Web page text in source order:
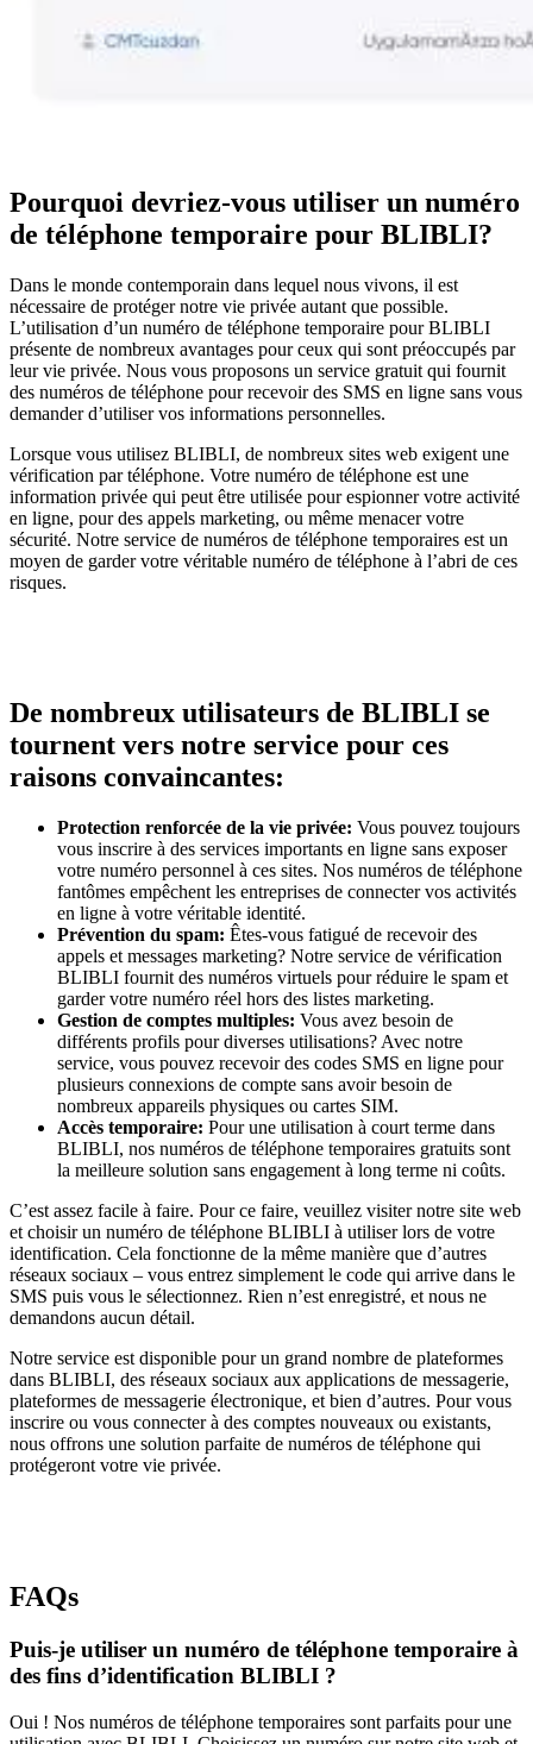
Pourquoi devriez-vous utiliser un numéro
de téléphone temporaire pour BLIBLI?
Dans le monde contemporain dans lequel nous vivons, il est
nécessaire de protéger notre vie privée autant que possible.
L’utilisation d’un numéro de téléphone temporaire pour BLIBLI
présente de nombreux avantages pour ceux qui sont préoccupés par
leur vie privée. Nous vous proposons un service gratuit qui fournit
des numéros de téléphone pour recevoir des SMS en ligne sans vous
demander d’utiliser vos informations personnelles.
Lorsque vous utilisez BLIBLI, de nombreux sites web exigent une
vérification par téléphone. Votre numéro de téléphone est une
information privée qui peut être utilisée pour espionner votre activité
en ligne, pour des appels marketing, ou même menacer votre
sécurité. Notre service de numéros de téléphone temporaires est un
moyen de garder votre véritable numéro de téléphone à l’abri de ces
risques.
De nombreux utilisateurs de BLIBLI se
tournent vers notre service pour ces
raisons convaincantes:
Protection renforcée de la vie privée: Vous pouvez toujours
vous inscrire à des services importants en ligne sans exposer
votre numéro personnel à ces sites. Nos numéros de téléphone
fantômes empêchent les entreprises de connecter vos activités
en ligne à votre véritable identité.
Prévention du spam: Êtes-vous fatigué de recevoir des
appels et messages marketing? Notre service de vérification
BLIBLI fournit des numéros virtuels pour réduire le spam et
garder votre numéro réel hors des listes marketing.
Gestion de comptes multiples: Vous avez besoin de
différents profils pour diverses utilisations? Avec notre
service, vous pouvez recevoir des codes SMS en ligne pour
plusieurs connexions de compte sans avoir besoin de
nombreux appareils physiques ou cartes SIM.
Accès temporaire: Pour une utilisation à court terme dans
BLIBLI, nos numéros de téléphone temporaires gratuits sont
la meilleure solution sans engagement à long terme ni coûts.
C’est assez facile à faire. Pour ce faire, veuillez visiter notre site web
et choisir un numéro de téléphone BLIBLI à utiliser lors de votre
identification. Cela fonctionne de la même manière que d’autres
réseaux sociaux – vous entrez simplement le code qui arrive dans le
SMS puis vous le sélectionnez. Rien n’est enregistré, et nous ne
demandons aucun détail.
Notre service est disponible pour un grand nombre de plateformes
dans BLIBLI, des réseaux sociaux aux applications de messagerie,
plateformes de messagerie électronique, et bien d’autres. Pour vous
inscrire ou vous connecter à des comptes nouveaux ou existants,
nous offrons une solution parfaite de numéros de téléphone qui
protégeront votre vie privée.
FAQs
Puis-je utiliser un numéro de téléphone temporaire à
des fins d’identification BLIBLI ?
Oui ! Nos numéros de téléphone temporaires sont parfaits pour une